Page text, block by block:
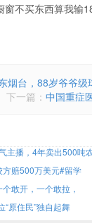
不买东西算我输
烟台，88岁爷爷级
下一篇： 中国重症
主播，4年卖出500吨
方赔500万美元#留学
敢开，一个敢拉，
“原住民”独自起舞